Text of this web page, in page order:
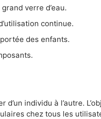
verre d’eau.
continue.
des enfants.
individu à l’autre.
chez tous les